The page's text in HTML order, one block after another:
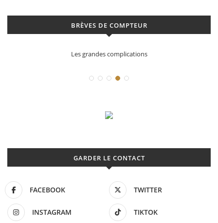
BRÈVES DE COMPTEUR
Les grandes complications
GARDER LE CONTACT
FACEBOOK TWITTER
INSTAGRAM TIKTOK